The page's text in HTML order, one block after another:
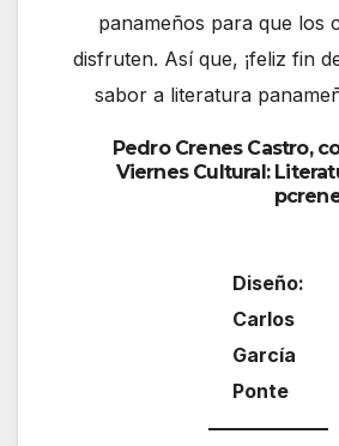
panameños para que los
disfruten. Así que, ¡feliz fin
sabor a literatura
Pedro Crenes Castro,
Viernes Cultural:
Diseño:
Carlos
García
Ponte